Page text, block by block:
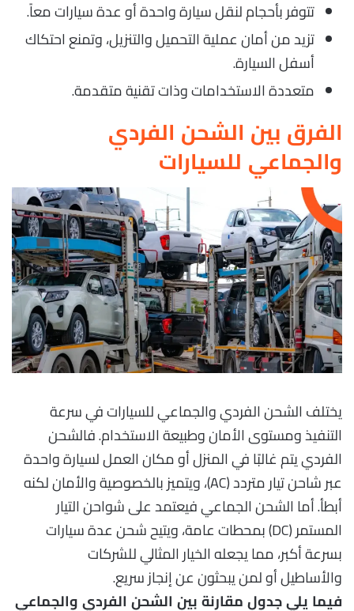
تتوفر بأحجام لنقل سيارة واحدة أو عدة سيارات معاً.
تزيد من أمان عملية التحميل والتنزيل، وتمنع احتكاك
أسفل السيارة.
متعددة الاستخدامات وذات تقنية متقدمة.
الفرق بين الشحن الفردي
والجماعي للسيارات
يختلف الشحن الفردي والجماعي للسيارات في سرعة
التنفيذ ومستوى الأمان وطبيعة الاستخدام. فالشحن
الفردي يتم غالبًا في المنزل أو مكان العمل لسيارة واحدة
عبر شاحن تيار متردد (AC)، ويتميز بالخصوصية والأمان لكنه
أبطأ. أما الشحن الجماعي فيعتمد على شواحن التيار
المستمر (DC) بمحطات عامة، ويتيح شحن عدة سيارات
بسرعة أكبر، مما يجعله الخيار المثالي للشركات
والأساطيل أو لمن يبحثون عن إنجاز سريع.
فيما يلي جدول مقارنة بين الشحن الفردي والجماعي